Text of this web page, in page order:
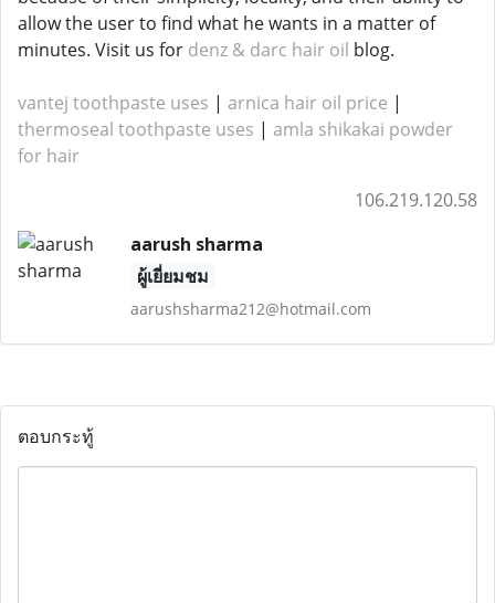
allow the user to find what he wants in a matter of
minutes. Visit us for denz & darc hair oil blog.
vantej toothpaste uses | arnica hair oil price |
thermoseal toothpaste uses | amla shikakai powder
for hair
106.219.120.58
aarush sharma
ผู้เยี่ยมชม
aarushsharma212@hotmail.com
ตอบกระทู้